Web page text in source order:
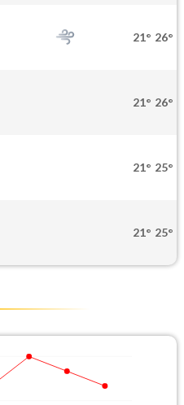
21° 26°
21° 26°
21° 25°
21° 25°